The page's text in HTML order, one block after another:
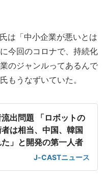
は「中小企業が悪いとは
今回のコロナで、持続化
のジャンルってあるんで
もうなずいていた。
出問題 「ロボットの
は相当、中国、韓国
」と開発の第一人者
J-CASTニュース